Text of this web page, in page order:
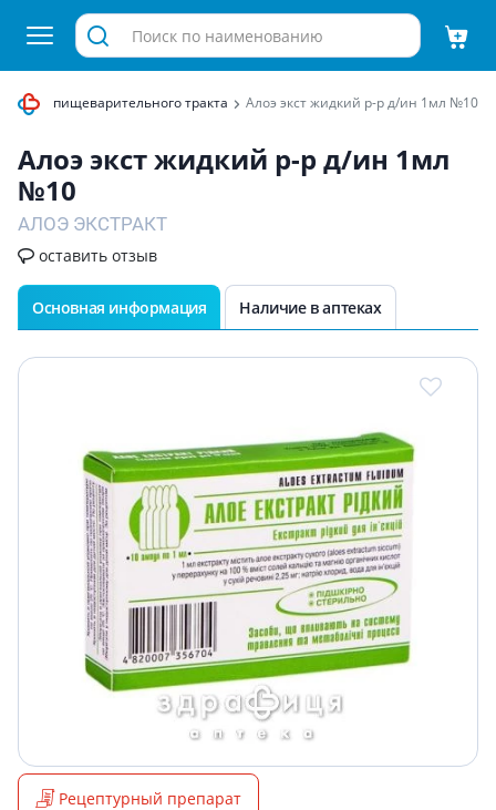
пищеварительного тракта Алоэ экст жидкий р-р д/ин 1мл №10
Алоэ экст жидкий р-р д/ин 1мл
№10
АЛОЭ ЭКСТРАКТ
оставить отзыв
Основная информация Наличие в аптеках
Рецептурный препарат